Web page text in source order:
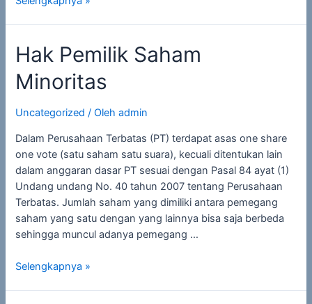
Hak Pemilik Saham
Minoritas
Uncategorized / Olehadmin
Dalam Perusahaan Terbatas (PT) terdapat asas one share
one vote (satu saham satu suara), kecuali ditentukan lain
dalam anggaran dasar PT sesuai dengan Pasal 84 ayat (1)
Undang undang No. 40 tahun 2007 tentang Perusahaan
Terbatas. Jumlah saham yang dimiliki antara pemegang
saham yang satu dengan yang lainnya bisa saja berbeda
sehingga muncul adanya pemegang …
Selengkapnya »